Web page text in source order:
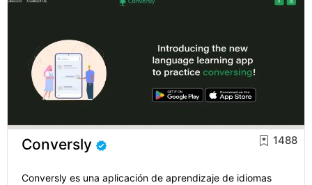
Conversly 1488
Conversly es una aplicación de aprendizaje de idiomas